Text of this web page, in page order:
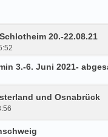
20.-22.08.21
3.-6. Juni 2021-
und Osnabrück